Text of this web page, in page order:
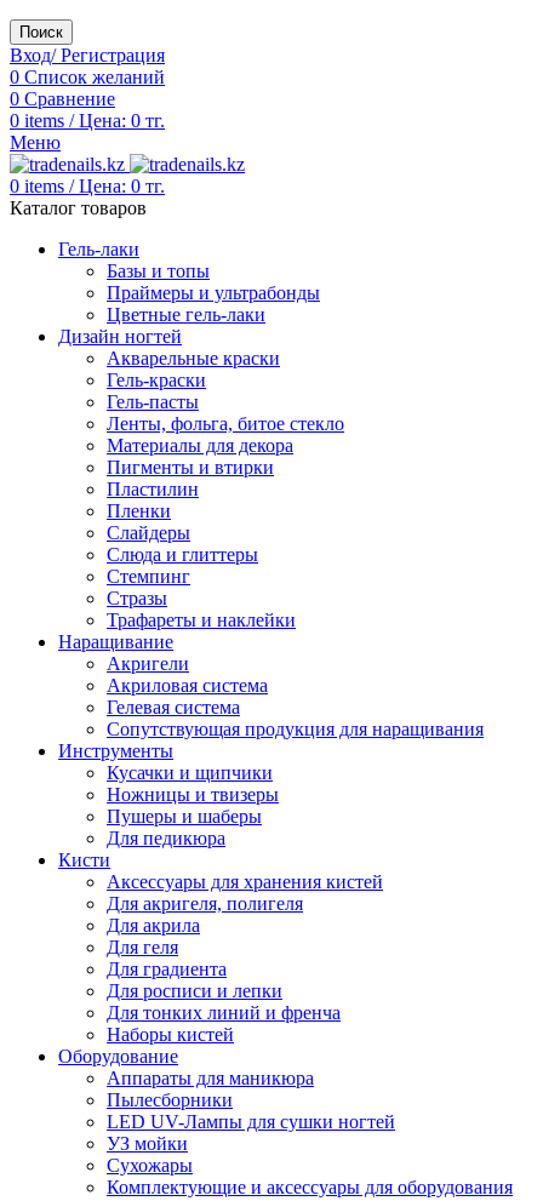
Поиск
Вход/ Регистрация
0 Список желаний
0 Сравнение
0 items / Цена: 0 тг.
Меню
0 items / Цена: 0 тг.
Каталог товаров
Гель-лаки
Базы и топы
Праймеры и ультрабонды
Цветные гель-лаки
Дизайн ногтей
Акварельные краски
Гель-краски
Гель-пасты
Ленты, фольга, битое стекло
Материалы для декора
Пигменты и втирки
Пластилин
Пленки
Слайдеры
Слюда и глиттеры
Стемпинг
Стразы
Трафареты и наклейки
Наращивание
Акригели
Акриловая система
Гелевая система
Сопутствующая продукция для наращивания
Инструменты
Кусачки и щипчики
Ножницы и твизеры
Пушеры и шаберы
Для педикюра
Кисти
Аксессуары для хранения кистей
Для акригеля, полигеля
Для акрила
Для геля
Для градиента
Для росписи и лепки
Для тонких линий и френча
Наборы кистей
Оборудование
Аппараты для маникюра
Пылесборники
LED UV-Лампы для сушки ногтей
УЗ мойки
Сухожары
Комплектующие и аксессуары для оборудования